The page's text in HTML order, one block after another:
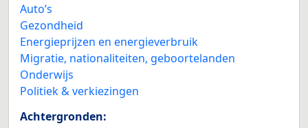
Auto’s
Gezondheid
Energieprijzen en energieverbruik
Migratie, nationaliteiten, geboortelanden
Onderwijs
Politiek & verkiezingen
Achtergronden: